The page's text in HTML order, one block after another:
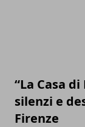
“La Casa
silenzi e
Firenze